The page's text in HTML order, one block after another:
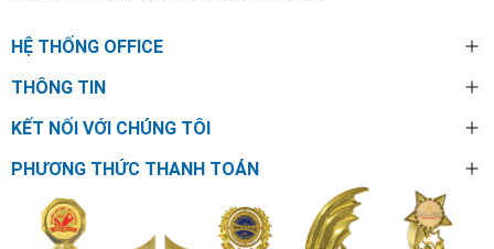
HỆ THỐNG OFFICE
THÔNG TIN
KẾT NỐI VỚI CHÚNG TÔI
PHƯƠNG THỨC THANH TOÁN